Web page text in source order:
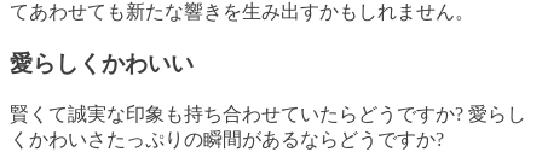
てあわせても新たな響きを生み出すかもしれません。
愛らしくかわいい
賢くて誠実な印象も持ち合わせていたらどうですか? 愛らし
くかわいさたっぷりの瞬間があるならどうですか?